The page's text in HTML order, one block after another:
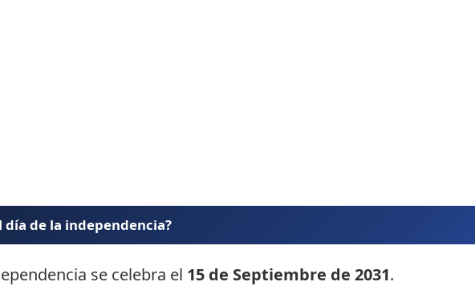
día de la independencia?
se celebra el 15 de Septiembre de 2031.